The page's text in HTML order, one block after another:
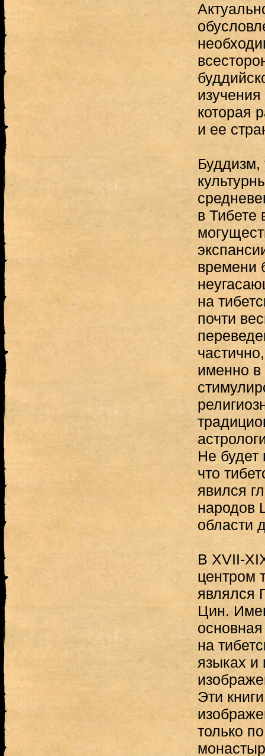
которая
и ее
в Тибете
времени
на
почти
именно в
Не будет
что
явился
народов
области
В XVII-
центром
являлся
Цин.
на
языках и
Эти
только